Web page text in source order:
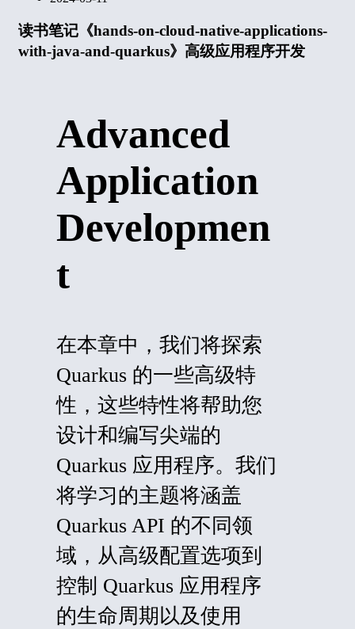
读书笔记《hands-on-cloud-native-applications-
with-java-and-quarkus》高级应用程序开发
Advanced
Application
Developmen
t
在本章中，我们将探索
Quarkus 的一些高级特
性，这些特性将帮助您
设计和编写尖端的
Quarkus 应用程序。我们
将学习的主题将涵盖
Quarkus API 的不同领
域，从高级配置选项到
控制 Quarkus 应用程序
的生命周期以及使用